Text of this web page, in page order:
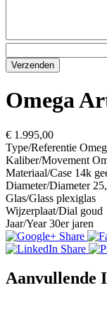
Omega
€ 1.995,00
Type/Referentie
Kaliber/Movement
Materiaal/Case 14k
Diameter/Diameter
Glas/Glass plexiglas
Wijzerplaat/Dial goud
Jaar/Year30er jaren
Aanvullende